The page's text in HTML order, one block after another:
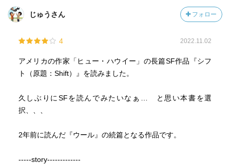
じゅうさん フォロー
4 2022.11.02
アメリカの作家「ヒュー・ハウイー」の長篇SF作品『シフ
ト（原題：Shift）』を読みました。
久しぶりにSFを読んでみたいなぁ… と思い本書を選
択、、、
2年前に読んだ『ウール』の続篇となる作品です。
-----story-------------